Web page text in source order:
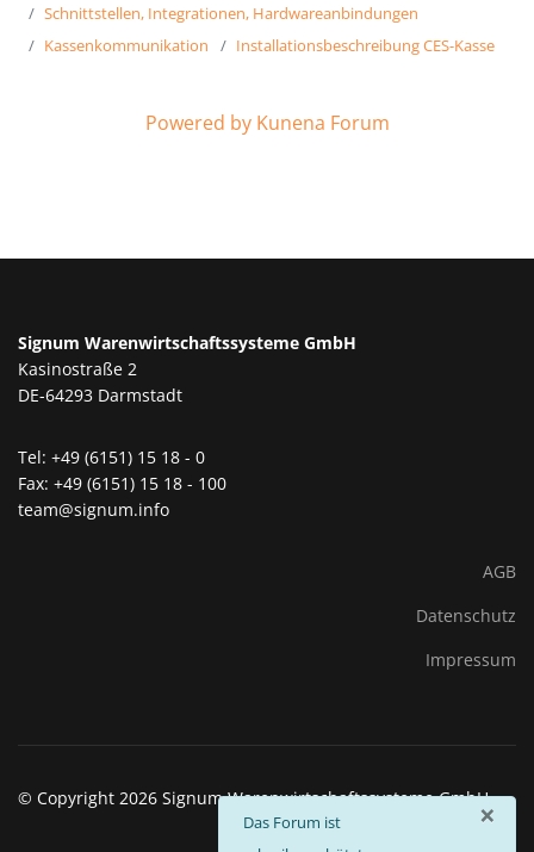
×
info
Das Forum ist
Schnittstellen, Integrationen, Hardwareanbindungen
Kassenkommunikation
Installationsbeschreibung CES-Kasse
Powered by Kunena Forum
Signum Warenwirtschaftssysteme GmbH
Kasinostraße 2
DE-64293 Darmstadt
Tel: +49 (6151) 15 18 - 0
Fax: +49 (6151) 15 18 - 100
team@signum.info
AGB
Datenschutz
Impressum
© Copyright 2026 Signum Warenwirtschaftssysteme GmbH